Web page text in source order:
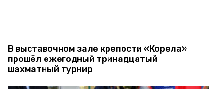
В выставочном зале крепости «Корела»
прошёл ежегодный тринадцатый
шахматный турнир